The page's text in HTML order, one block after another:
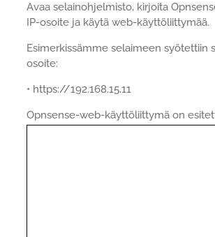
Avaa selainohjelmisto, kirjoita
IP-osoite ja käytä web-käyttöliittymää.
Esimerkissämme selaimeen syötettiin
osoite:
• https://192.168.15.11
Opnsense-web-käyttöliittymä on